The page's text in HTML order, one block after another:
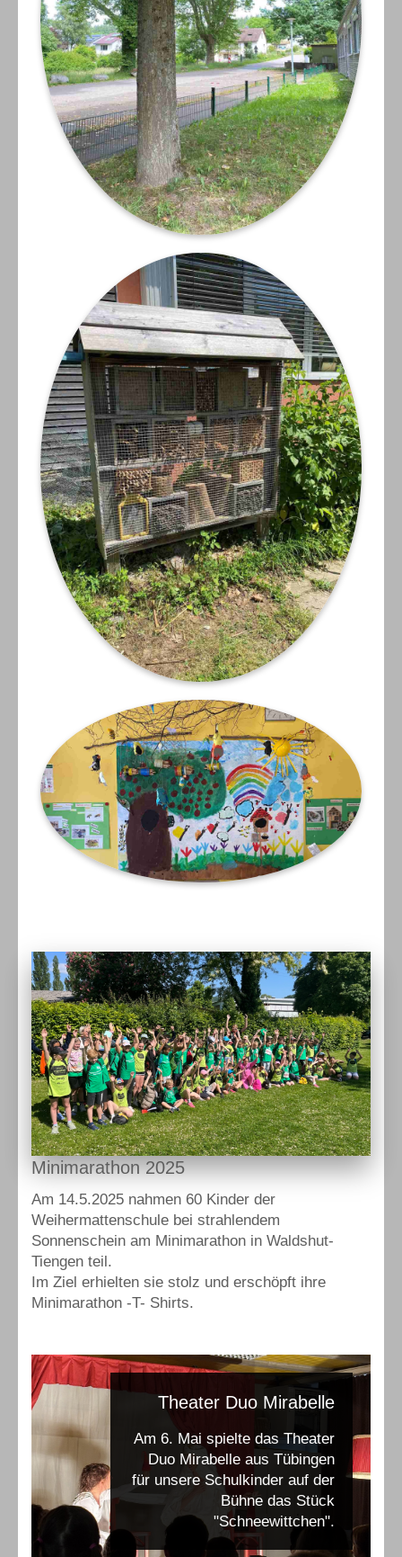
Minimarathon 2025
Am 14.5.2025 nahmen 60 Kinder der
Weihermattenschule bei strahlendem
Sonnenschein am Minimarathon in Waldshut-
Tiengen teil.
Im Ziel erhielten sie stolz und erschöpft ihre
Minimarathon -T- Shirts.
Theater Duo Mirabelle
Am 6. Mai spielte das Theater
Duo Mirabelle aus Tübingen
für unsere Schulkinder auf der
Bühne das Stück
"Schneewittchen".